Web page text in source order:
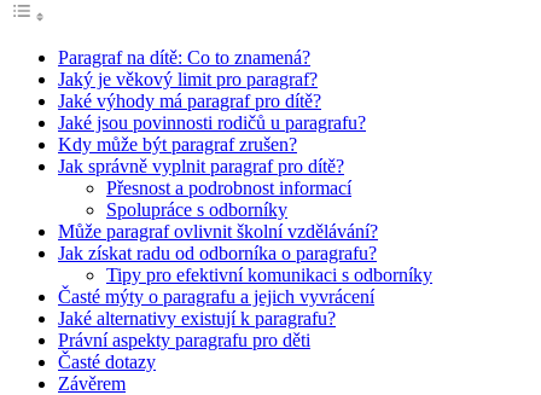
Paragraf na dítě: Co to znamená?
Jaký je věkový limit pro paragraf?
Jaké výhody má paragraf pro dítě?
Jaké jsou povinnosti rodičů u paragrafu?
Kdy může být paragraf zrušen?
Jak správně vyplnit paragraf pro dítě?
Přesnost a podrobnost informací
Spolupráce s odborníky
Může paragraf ovlivnit školní vzdělávání?
Jak získat radu od odborníka o paragrafu?
Tipy pro efektivní komunikaci s odborníky
Časté mýty o paragrafu a jejich vyvrácení
Jaké alternativy existují k paragrafu?
Právní aspekty paragrafu pro děti
Časté dotazy
Závěrem